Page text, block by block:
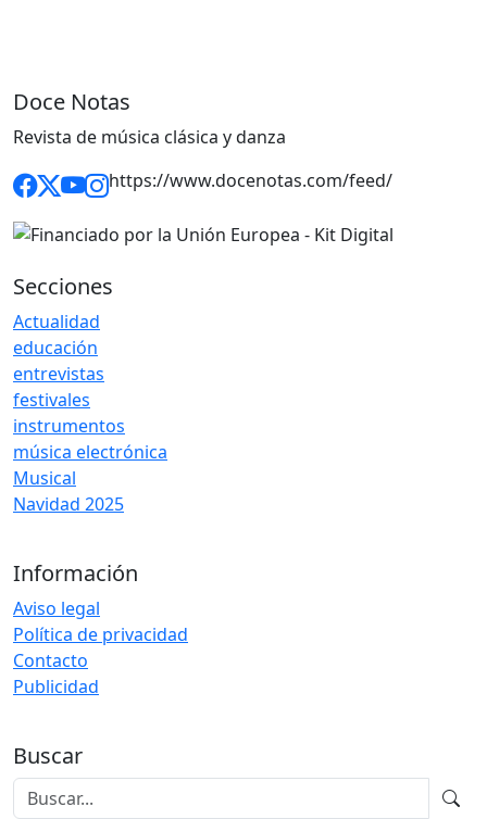
Doce Notas
Revista de música clásica y danza
https://www.docenotas.com/feed/
Secciones
Actualidad
educación
entrevistas
festivales
instrumentos
música electrónica
Musical
Navidad 2025
Información
Aviso legal
Política de privacidad
Contacto
Publicidad
Buscar